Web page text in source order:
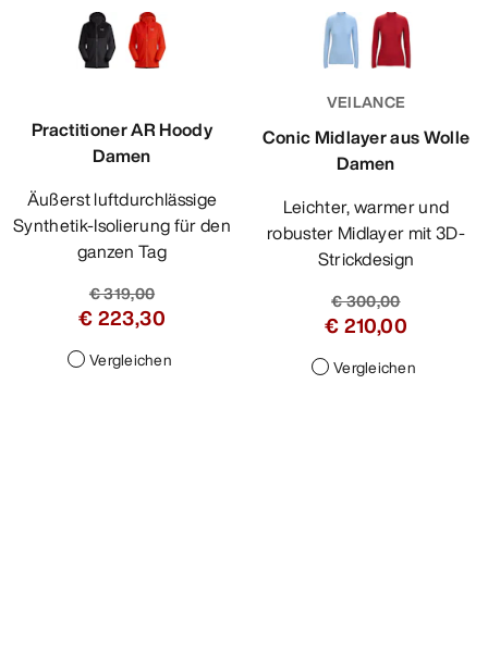
Practitioner AR Hoody
Damen
Äußerst luftdurchlässige
Synthetik-Isolierung für den
ganzen Tag
€ 319,00
€ 223,30
Vergleichen
VEILANCE
Conic Midlayer aus Wolle
Damen
Leichter, warmer und
robuster Midlayer mit 3D-
Strickdesign
€ 300,00
€ 210,00
Vergleichen